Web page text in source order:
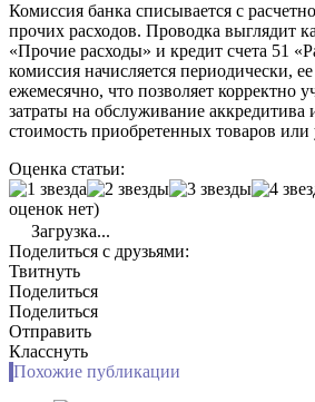
Комиссия банка списывается с
прочих расходов. Проводка выглядит
«Прочие расходы» и кредит счета 51
комиссия начисляется периодически,
ежемесячно, что позволяет корректно
затраты на обслуживание аккредитива
стоимость приобретенных товаров или
Оценка статьи:
оценок нет)
Загрузка...
Поделиться с друзьями:
Твитнуть
Поделиться
Поделиться
Отправить
Класснуть
Похожие публикации